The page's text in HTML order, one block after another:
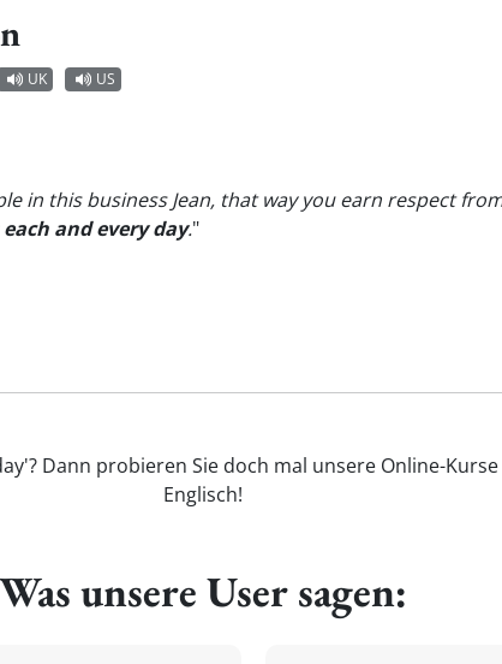
UK US
in this business Jean, that way you earn respect
each and every day."
Dann probieren Sie doch mal unsere Online-
Englisch!
Was unsere User sagen: